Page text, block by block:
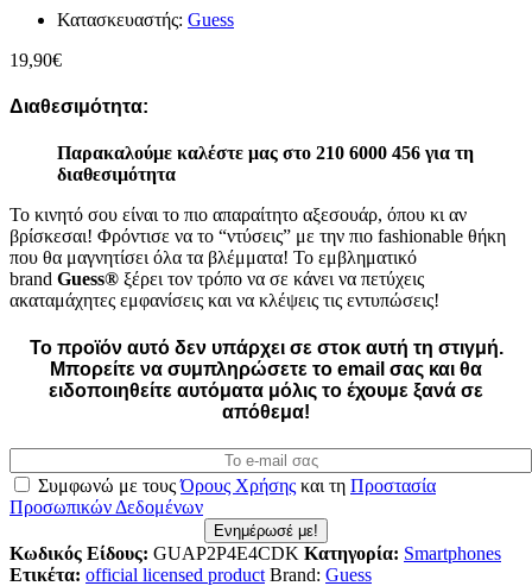
Κατασκευαστής: Guess
19,90€
Διαθεσιμότητα:
Παρακαλούμε καλέστε μας στο 210 6000 456 για τη
διαθεσιμότητα
Το κινητό σου είναι το πιο απαραίτητο αξεσουάρ, όπου κι αν
βρίσκεσαι! Φρόντισε να το “ντύσεις” με την πιο fashionable θήκη
που θα μαγνητίσει όλα τα βλέμματα! Το εμβληματικό
brand Guess® ξέρει τον τρόπο να σε κάνει να πετύχεις
ακαταμάχητες εμφανίσεις και να κλέψεις τις εντυπώσεις!
Το προϊόν αυτό δεν υπάρχει σε στοκ αυτή τη στιγμή.
Mπορείτε να συμπληρώσετε το email σας και θα
ειδοποιηθείτε αυτόματα μόλις το έχουμε ξανά σε
απόθεμα!
Συμφωνώ με τουςΌρους Χρήσης και τη Προστασία
Προσωπικών Δεδομένων
Ενημέρωσέ με!
Κωδικός Είδους: GUAP2P4E4CDK Κατηγορία: Smartphones
Ετικέτα: official licensed product Brand: Guess